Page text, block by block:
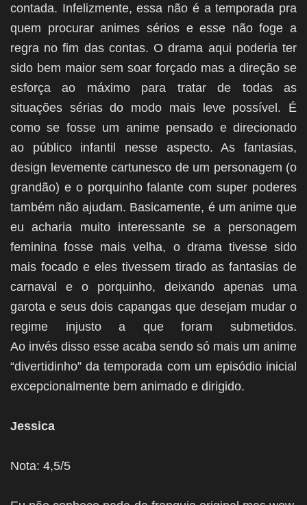
contada. Infelizmente, essa não é a temporada pra
quem procurar animes sérios e esse não foge a
regra no fim das contas. O drama aqui poderia ter
sido bem maior sem soar forçado mas a direção se
esforça ao máximo para tratar de todas as
situações sérias do modo mais leve possível. É
como se fosse um anime pensado e direcionado
ao público infantil nesse aspecto. As fantasias,
design levemente cartunesco de um personagem (o
grandão) e o porquinho falante com super poderes
também não ajudam. Basicamente, é um anime que
eu acharia muito interessante se a personagem
feminina fosse mais velha, o drama tivesse sido
mais focado e eles tivessem tirado as fantasias de
carnaval e o porquinho, deixando apenas uma
garota e seus dois capangas que desejam mudar o
regime injusto a que foram submetidos.
Ao invés disso esse acaba sendo só mais um anime
“divertidinho” da temporada com um episódio inicial
excepcionalmente bem animado e dirigido.
Jessica
Nota: 4,5/5